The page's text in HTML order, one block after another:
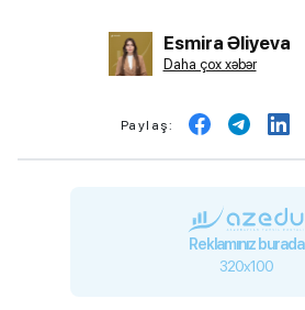
Esmira Əliyeva
Daha çox xəbər
Paylaş:
Reklamınız burada
320x100